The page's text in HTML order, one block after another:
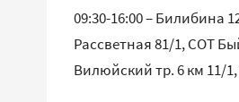
09:30-16:00 – Билибина
Рассветная 81/1, СОТ
Вилюйский тр. 6 км 11/